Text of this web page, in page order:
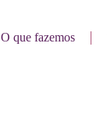
O que fazemos